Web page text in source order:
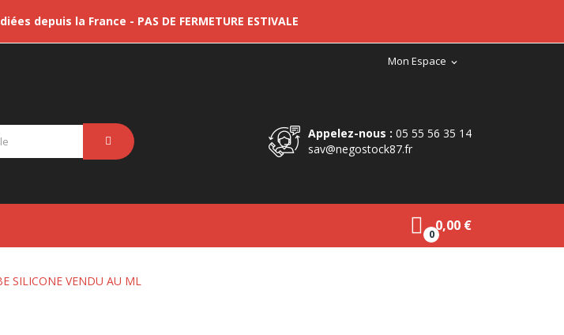
depuis la France - PAS DE FERMETURE ESTIVALE
Mon Espace expand_more
0
0,00 €
Appelez-nous : 05 55 56 35 14
sav@negostock87.fr
SILICONE VENDU AU ML